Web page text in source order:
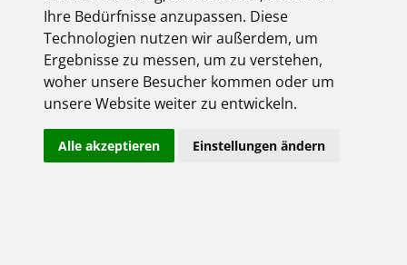
Ihre Bedürfnisse anzupassen. Diese
Technologien nutzen wir außerdem, um
Ergebnisse zu messen, um zu verstehen,
woher unsere Besucher kommen oder um
unsere Website weiter zu entwickeln.
Alle akzeptieren Einstellungen ändern
Sicherheit und Langlebigkeit seiner Werkzeuge.
Im CIMCO-Club können sich Elektroniker zudem
attraktive Vorteile wie die lebenslange Garantie
auf ihre Werkzeuge sichern.
MEHR ERFAHREN